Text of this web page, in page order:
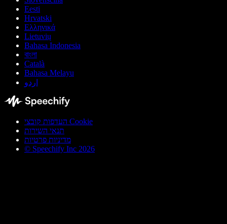
Eesti
Hrvatski
Ελληνικά
Lietuvių
Bahasa Indonesia
বাংলা
Català
Bahasa Melayu
اردو
העדפות קובצי Cookie
תנאי השירות
מדיניות פרטיות
© Speechify Inc 2026